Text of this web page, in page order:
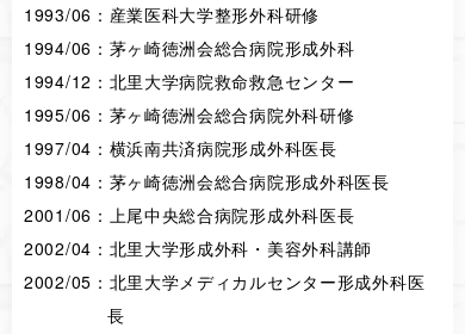
1993/06：産業医科大学整形外科研修
1994/06：茅ヶ崎徳洲会総合病院形成外科
1994/12：北里大学病院救命救急センター
1995/06：茅ヶ崎徳洲会総合病院外科研修
1997/04：横浜南共済病院形成外科医長
1998/04：茅ヶ崎徳洲会総合病院形成外科医長
2001/06：上尾中央総合病院形成外科医長
2002/04：北里大学形成外科・美容外科講師
2002/05：北里大学メディカルセンター形成外科医
長